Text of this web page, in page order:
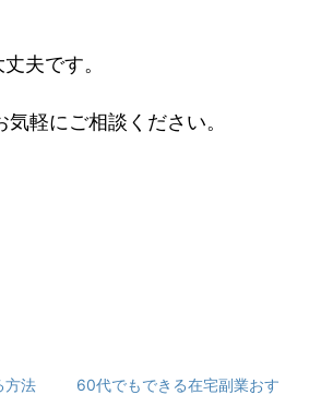
夫です。
気軽にご相談ください。
方法
60代でもできる在宅副業おす